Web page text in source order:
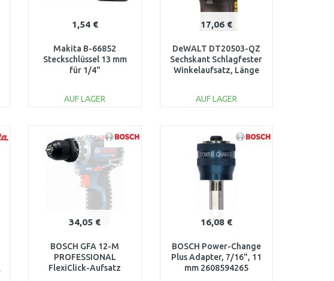
1,54 €
Makita B-66852
Steckschlüssel 13 mm
für 1/4"
AUF LAGER
Vergleichen
17,06 €
DeWALT DT20503-QZ
Sechskant Schlagfester
Winkelaufsatz, Länge
AUF LAGER
Vergleichen
34,05 €
BOSCH GFA 12-M
PROFESSIONAL
FlexiClick-Aufsatz
16,08 €
BOSCH Power-Change
Plus Adapter, 7/16", 11
mm 2608594265